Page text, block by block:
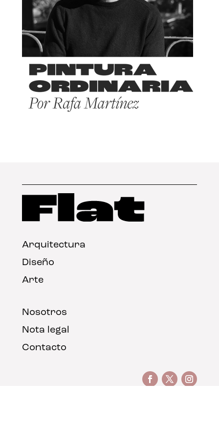
Arquitectura
Diseño
Arte
Nosotros
Nota legal
Contacto